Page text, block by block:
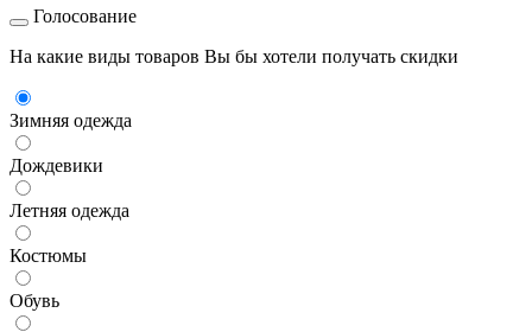
Голосование
На какие виды товаров Вы бы хотели получать скидки
Зимняя одежда
Дождевики
Летняя одежда
Костюмы
Обувь